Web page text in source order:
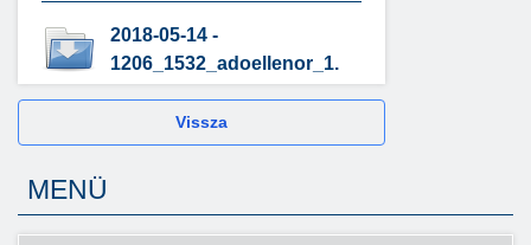
2018-05-14 -
1206_1532_adoellenor_1.
Vissza
MENÜ